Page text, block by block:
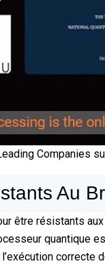
Companies
Au
être résistants
correcte